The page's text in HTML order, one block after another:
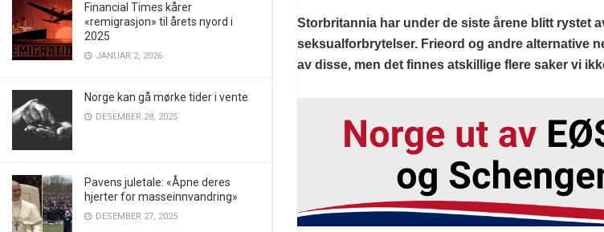
Financial Times kårer
«remigrasjon» til årets nyord i
2025
JANUAR 2, 2026
Norge kan gå mørke tider i vente
DESEMBER 28, 2025
Pavens juletale: «Åpne deres
hjerter for masseinnvandring»
DESEMBER 27, 2025
Storbritannia har under de siste årene blitt rystet
seksualforbrytelser. Frieord og andre alternative
av disse, men det finnes atskillige flere saker vi